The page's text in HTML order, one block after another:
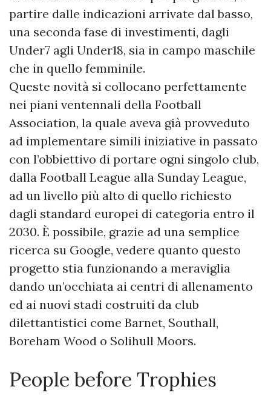
partire dalle indicazioni arrivate dal basso,
una seconda fase di investimenti, dagli
Under7 agli Under18, sia in campo maschile
che in quello femminile.
Queste novità si collocano perfettamente
nei piani ventennali della Football
Association, la quale aveva già provveduto
ad implementare simili iniziative in passato
con l’obbiettivo di portare ogni singolo club,
dalla Football League alla Sunday League,
ad un livello più alto di quello richiesto
dagli standard europei di categoria entro il
2030. È possibile, grazie ad una semplice
ricerca su Google, vedere quanto questo
progetto stia funzionando a meraviglia
dando un’occhiata ai centri di allenamento
ed ai nuovi stadi costruiti da club
dilettantistici come Barnet, Southall,
Boreham Wood o Solihull Moors.
People before Trophies